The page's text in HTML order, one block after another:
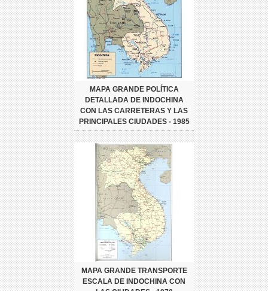
MAPA GRANDE POLÍTICA
DETALLADA DE INDOCHINA
CON LAS CARRETERAS Y LAS
PRINCIPALES CIUDADES - 1985
MAPA GRANDE TRANSPORTE
ESCALA DE INDOCHINA CON